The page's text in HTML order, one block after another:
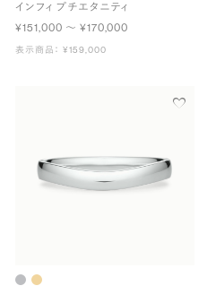
インフィ プチエタニティ
¥151,000 〜 ¥170,000
表示商品： ¥159,000